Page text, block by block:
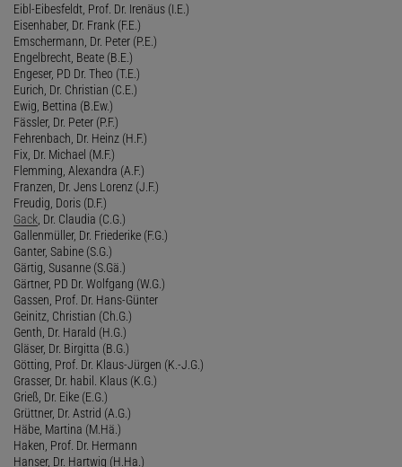
Eibl-Eibesfeldt, Prof. Dr. Irenäus (I.E.)
Eisenhaber, Dr. Frank (F.E.)
Emschermann, Dr. Peter (P.E.)
Engelbrecht, Beate (B.E.)
Engeser, PD Dr. Theo (T.E.)
Eurich, Dr. Christian (C.E.)
Ewig, Bettina (B.Ew.)
Fässler, Dr. Peter (P.F.)
Fehrenbach, Dr. Heinz (H.F.)
Fix, Dr. Michael (M.F.)
Flemming, Alexandra (A.F.)
Franzen, Dr. Jens Lorenz (J.F.)
Freudig, Doris (D.F.)
Gack , Dr. Claudia (C.G.)
Gallenmüller, Dr. Friederike (F.G.)
Ganter, Sabine (S.G.)
Gärtig, Susanne (S.Gä.)
Gärtner, PD Dr. Wolfgang (W.G.)
Gassen, Prof. Dr. Hans-Günter
Geinitz, Christian (Ch.G.)
Genth, Dr. Harald (H.G.)
Gläser, Dr. Birgitta (B.G.)
Götting, Prof. Dr. Klaus-Jürgen (K.-J.G.)
Grasser, Dr. habil. Klaus (K.G.)
Grieß, Dr. Eike (E.G.)
Grüttner, Dr. Astrid (A.G.)
Häbe, Martina (M.Hä.)
Haken, Prof. Dr. Hermann
Hanser, Dr. Hartwig (H.Ha.)